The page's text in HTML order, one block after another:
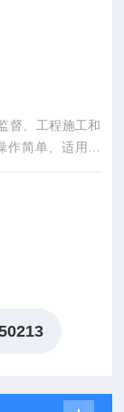
督、工程施工和
简单、适用性
靠性好等特点。